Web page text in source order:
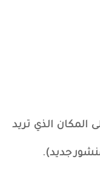
المكان الذي تريد
جديد).